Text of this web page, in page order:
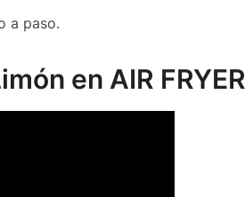
a paso.
en AIR FRYER